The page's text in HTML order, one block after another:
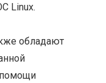
Linux.
обладают
помощи